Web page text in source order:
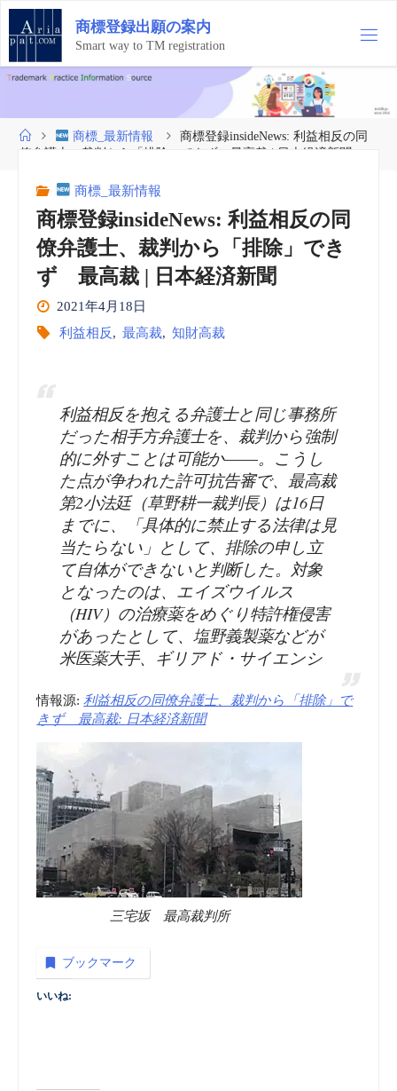
コ
テ
ン
ツ
ス
商標登録出願の案内
Smart way to TM registration
ホ
ー
商標_最新情報
商標登録insideNews: 利益相反の同
僚弁護士、裁判から「排除」できず 最高裁 | 日本経済新聞
商標_最新情報
商標登録insideNews: 利益相反の同
僚弁護士、裁判から「排除」でき
ず 最高裁 | 日本経済新聞
2021年4月18日
利益相反, 最高裁, 知財高裁
利益相反を抱える弁護士と同じ事務所
だった相手方弁護士を、裁判から強制
的に外すことは可能か――。こうし
た点が争われた許可抗告審で、最高裁
第2小法廷（草野耕一裁判長）は16日
までに、「具体的に禁止する法律は見
当たらない」として、排除の申し立
て自体ができないと判断した。対象
となったのは、エイズウイルス
（HIV）の治療薬をめぐり特許権侵害
があったとして、塩野義製薬などが
米医薬大手、ギリアド・サイエンシ
情報源:利益相反の同僚弁護士、裁判から「排除」で
きず 最高裁: 日本経済新聞
三宅坂 最高裁判所
ブックマーク
いいね: